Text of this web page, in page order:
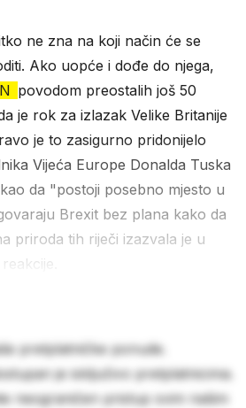
ne zna na koji način će se
Ako uopće i dođe do njega,
povodom preostalih još 50
je rok za izlazak Velike Britanije
je to zasigurno pridonijelo
Vijeća Europe Donalda Tuska
da "postoji posebno mjesto u
Brexit bez plana kako da
priroda tih riječi izazvala je u
pretplatničke ponude.
je isključivo pretplatnicima.
neograničen pristup svim našim